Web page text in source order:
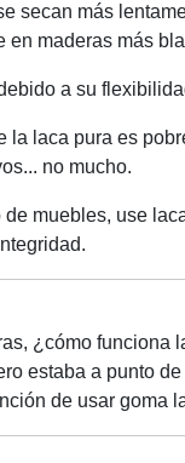
secan más
en maderas más
a su
la laca pura es
no mucho.
muebles, use
¿cómo funciona
estaba a punto
de usar goma